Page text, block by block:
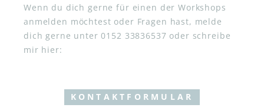
Wenn du dich gerne für einen der Workshops
anmelden möchtest oder Fragen hast, melde
dich gerne unter 0152 33836537 oder schreibe
mir hier:
KONTAKTFORMULAR